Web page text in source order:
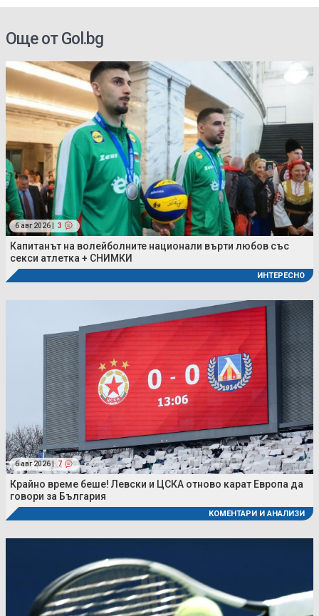
Още от Gol.bg
6 авг 2026 | 3
Капитанът на волейболните национали върти любов със
секси атлетка + СНИМКИ
ИНТЕРЕСНО
6 авг 2026 | 7
Крайно време беше! Левски и ЦСКА отново карат Европа да
говори за България
КОМЕНТАРИ И АНАЛИЗИ